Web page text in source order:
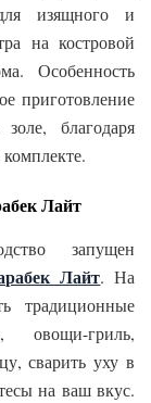
изящного и
на костровой
Особенность
приготовление
благодаря
Лайт
запущен
Лайт. На
традиционные
гриль,
сварить уху в
на ваш вкус.